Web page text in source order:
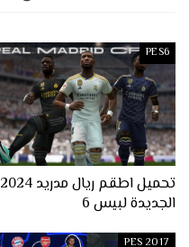
PES6
تحميل اطقم ريال مدريد 2024
الجديدة لبيس 6
PES 2017